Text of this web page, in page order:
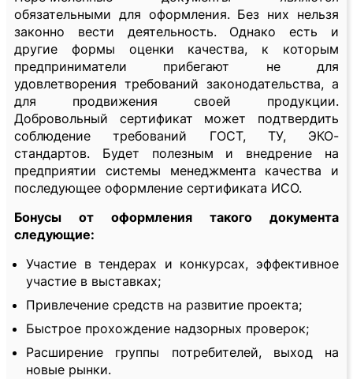
обязательными для оформления. Без них нельзя
законно вести деятельность. Однако есть и
другие формы оценки качества, к которым
предприниматели прибегают не для
удовлетворения требований законодательства, а
для продвижения своей продукции.
Добровольный сертификат может подтвердить
соблюдение требований ГОСТ, ТУ, ЭКО-
стандартов. Будет полезным и внедрение на
предприятии системы менеджмента качества и
последующее оформление сертификата ИСО.
Бонусы от оформления такого документа
следующие:
Участие в тендерах и конкурсах, эффективное
участие в выставках;
Привлечение средств на развитие проекта;
Быстрое прохождение надзорных проверок;
Расширение группы потребителей, выход на
новые рынки.